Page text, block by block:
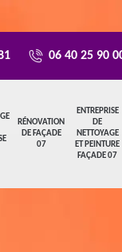
RÉNOVATION
DE FAÇADE
07
ENTREPRISE
DE
NETTOYAGE
ET PEINTURE
FAÇADE 07
06 40 25 90